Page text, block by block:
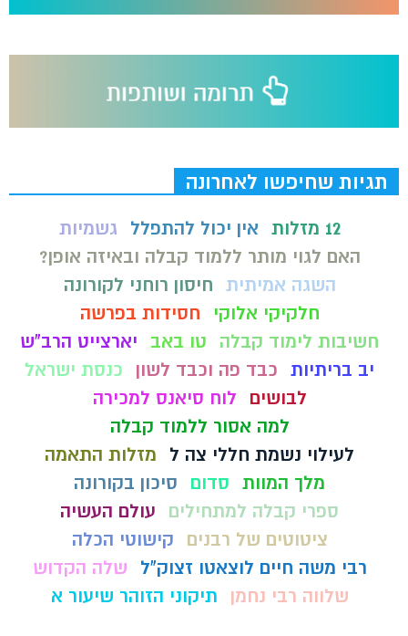
תגיות שחיפשו לאחרונה
12 מזלות אין יכול להתפלל
גשמיות
האם לגוי מותר ללמוד קבלה ובאיזה אופן?
השגה אמיתית חיסון רוחני לקורונה
חלקיקי אלוקי
חסידות בפרשה
חשיבות לימוד קבלה
טו באב
יארצייט הרב"ש
יב בריתיות כבד פה וכבד לשון
כנסת ישראל
לבושים
לוח סיאנס למכירה
למה אסור ללמוד קבלה
לעילוי נשמת חללי צה ל
מזלות התאמה
מלך המוות סדום
סיכון בקורונה
ספרי קבלה למתחילים
עולם העשיה
ציטוטים של רבנים
קישוטי הכלה
רבי משה חיים לוצאטו זצוק"ל
שלה הקדוש
שלווה רבי נחמן
תיקוני הזוהר שיעור א